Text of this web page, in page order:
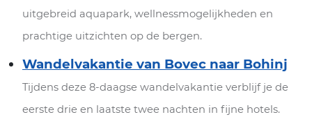
uitgebreid aquapark, wellnessmogelijkheden en
prachtige uitzichten op de bergen.
Wandelvakantie van Bovec naar Bohinj
Tijdens deze 8-daagse wandelvakantie verblijf je de
eerste drie en laatste twee nachten in fijne hotels.